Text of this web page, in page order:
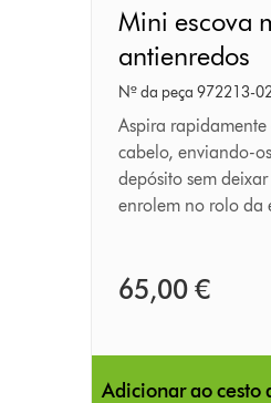
Mini
escova
motorizada
antienredos
Mini escova
antienredos
Nº da peça 972213-02
Aspira
cabelo, enviando-
depósito sem
enrolem no rolo da
65,00 €
Adicionar ao cesto